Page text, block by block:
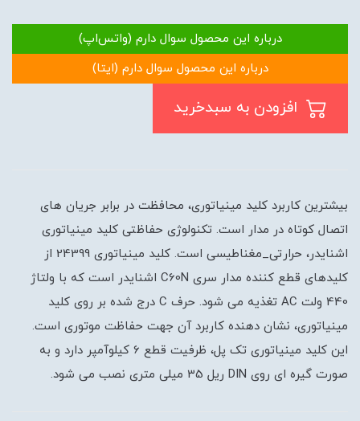
درباره این محصول سوال دارم (واتس‌اپ)
درباره این محصول سوال دارم (ایتا)
بیشترین کاربرد کلید مینیاتوری، محافظت در برابر جریان های
اتصال کوتاه در مدار است. تکنولوژی حفاظتی کلید مینیاتوری
اشنایدر، حرارتی_مغناطیسی است. کلید مینیاتوری 24399 از
کلیدهای قطع کننده مدار سری C60N اشنایدر است که با ولتاژ
440 ولت AC تغذیه می شود. حرف C درج شده بر روی کلید
مینیاتوری، نشان دهنده کاربرد آن جهت حفاظت موتوری است.
این کلید مینیاتوری تک پل، ظرفیت قطع 6 کیلوآمپر دارد و به
صورت گیره ای روی DIN ریل 35 میلی متری نصب می شود.